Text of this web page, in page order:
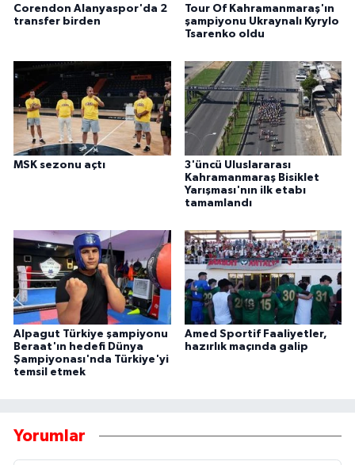
Corendon Alanyaspor'da 2
transfer birden
Tour Of Kahramanmaraş'ın
şampiyonu Ukraynalı Kyrylo
Tsarenko oldu
MSK sezonu açtı
3'üncü Uluslararası
Kahramanmaraş Bisiklet
Yarışması'nın ilk etabı
tamamlandı
Alpagut Türkiye şampiyonu
Beraat'ın hedefi Dünya
Şampiyonası'nda Türkiye'yi
temsil etmek
Amed Sportif Faaliyetler,
hazırlık maçında galip
Yorumlar